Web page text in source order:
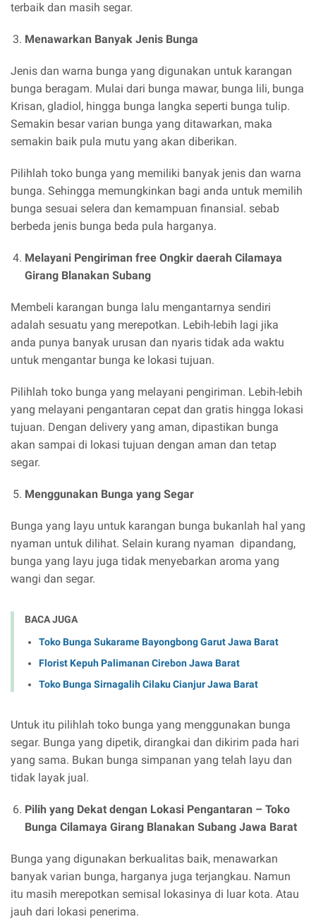
terbaik dan masih segar.
Menawarkan Banyak Jenis Bunga
Jenis dan warna bunga yang digunakan untuk karangan
bunga beragam. Mulai dari bunga mawar, bunga lili, bunga
Krisan, gladiol, hingga bunga langka seperti bunga tulip.
Semakin besar varian bunga yang ditawarkan, maka
semakin baik pula mutu yang akan diberikan.
Pilihlah toko bunga yang memiliki banyak jenis dan warna
bunga. Sehingga memungkinkan bagi anda untuk memilih
bunga sesuai selera dan kemampuan finansial. sebab
berbeda jenis bunga beda pula harganya.
Melayani Pengiriman free Ongkir daerah Cilamaya
Girang Blanakan Subang
Membeli karangan bunga lalu mengantarnya sendiri
adalah sesuatu yang merepotkan. Lebih-lebih lagi jika
anda punya banyak urusan dan nyaris tidak ada waktu
untuk mengantar bunga ke lokasi tujuan.
Pilihlah toko bunga yang melayani pengiriman. Lebih-lebih
yang melayani pengantaran cepat dan gratis hingga lokasi
tujuan. Dengan delivery yang aman, dipastikan bunga
akan sampai di lokasi tujuan dengan aman dan tetap
segar.
Menggunakan Bunga yang Segar
Bunga yang layu untuk karangan bunga bukanlah hal yang
nyaman untuk dilihat. Selain kurang nyaman dipandang,
bunga yang layu juga tidak menyebarkan aroma yang
wangi dan segar.
BACA JUGA
Toko Bunga Sukarame Bayongbong Garut Jawa Barat
Florist Kepuh Palimanan Cirebon Jawa Barat
Toko Bunga Sirnagalih Cilaku Cianjur Jawa Barat
Untuk itu pilihlah toko bunga yang menggunakan bunga
segar. Bunga yang dipetik, dirangkai dan dikirim pada hari
yang sama. Bukan bunga simpanan yang telah layu dan
tidak layak jual.
Pilih yang Dekat dengan Lokasi Pengantaran – Toko
Bunga Cilamaya Girang Blanakan Subang Jawa Barat
Bunga yang digunakan berkualitas baik, menawarkan
banyak varian bunga, harganya juga terjangkau. Namun
itu masih merepotkan semisal lokasinya di luar kota. Atau
jauh dari lokasi penerima.